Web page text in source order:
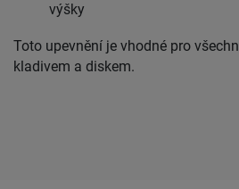
výšky
Toto upevnění je vhodné pro
kladivem a diskem.